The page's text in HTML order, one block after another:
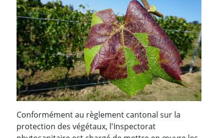
Conformément au règlement cantonal sur la
protection des végétaux, l'Inspectorat